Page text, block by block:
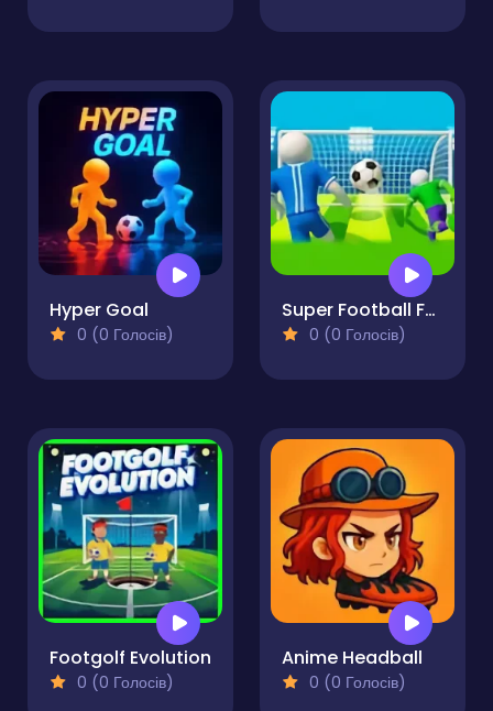
Hyper Goal
0 (0 Голосів)
Super Football Fever
0 (0 Голосів)
Footgolf Evolution
0 (0 Голосів)
Anime Headball
0 (0 Голосів)